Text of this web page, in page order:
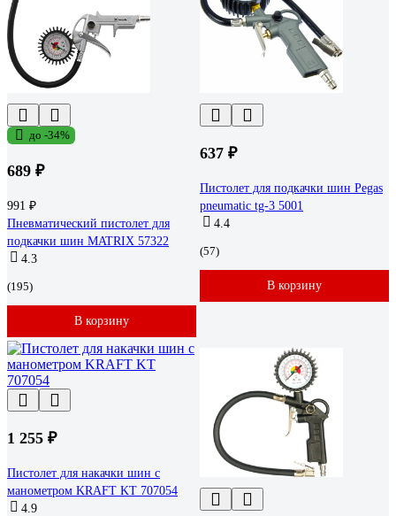
до -34%
689 ₽
991 ₽
Пневматический пистолет для
подкачки шин MATRIX 57322
4.3
(195)
В корзину
637 ₽
Пистолет для подкачки шин Pegas
pneumatic tg-3 5001
4.4
(57)
В корзину
1 255 ₽
Пистолет для накачки шин с
манометром KRAFT KT 707054
4.9